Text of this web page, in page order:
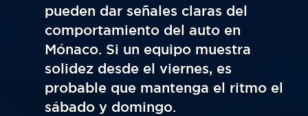
pueden dar señales claras del
comportamiento del auto en
Mónaco. Si un equipo muestra
solidez desde el viernes, es
probable que mantenga el ritmo el
sábado y domingo.